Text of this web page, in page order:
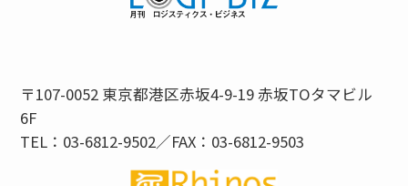
〒107-0052 東京都港区赤坂4-9-19 赤坂TOタマビル
6F
TEL：03-6812-9502／FAX：03-6812-9503